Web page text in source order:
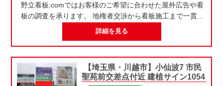
野立看板.comではお客様のご希望に合わせた屋外広告や看
板の調査を承ります。 地権者交渉から看板施工まで一貫...
詳細を見る
【埼玉県・川越市】小仙波7 市民
聖苑前交差点付近 建植サイン1054